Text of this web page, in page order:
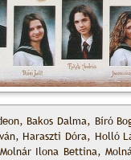
Bakos Dalma, Bíró
Haraszti Dóra, Holló
Ilona Bettina,